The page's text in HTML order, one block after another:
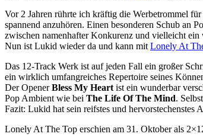
Vor 2 Jahren rührte ich kräftig die Werbetrommel
spannend anzuhören. Einen besonderen Schub an
zwischen namenhafter Konkurenz und vielleicht
Nun ist Lukid wieder da und kann mitLonely At
Das 12-Track Werk ist auf jeden Fall ein großer
ein wirklich umfangreiches Repertoire seines
Der OpenerBless My Heartist ein wunderbar
Pop Ambient wie bei The Life Of The Mind.
Fazit: Lukid hat sein reifstes und hervorstechenstes
Lonely At The Top erschien am 31. Oktober als